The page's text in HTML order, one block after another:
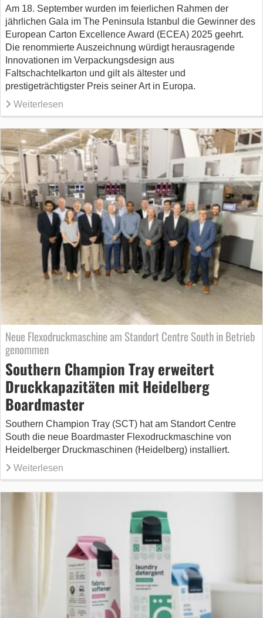
Am 18. September wurden im feierlichen Rahmen der
jährlichen Gala im The Peninsula Istanbul die Gewinner des
European Carton Excellence Award (ECEA) 2025 geehrt.
Die renommierte Auszeichnung würdigt herausragende
Innovationen im Verpackungsdesign aus
Faltschachtelkarton und gilt als ältester und
prestigeträchtigster Preis seiner Art in Europa.
Weiterlesen
Neue Flexodruckmaschine am Standort Centre South in Betrieb
genommen
Southern Champion Tray erweitert
Druckkapazitäten mit Heidelberg
Boardmaster
Southern Champion Tray (SCT) hat am Standort Centre
South die neue Boardmaster Flexodruckmaschine von
Heidelberger Druckmaschinen (Heidelberg) installiert.
Weiterlesen